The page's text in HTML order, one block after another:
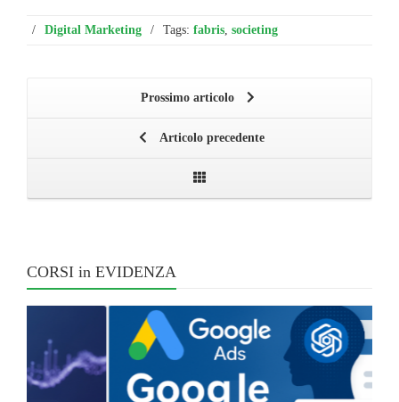
/ Digital Marketing / Tags: fabris, societing
Prossimo articolo
Articolo precedente
CORSI in EVIDENZA